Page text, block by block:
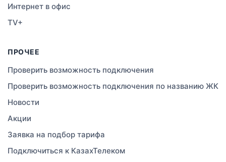
Правда
Свободное
Изюмовское
Интернет в офис
TV+
ПРОЧЕЕ
Проверить возможность подключения
Проверить возможность подключения по названию ЖК
Новости
Акции
Заявка на подбор тарифа
Подключиться к КазахТелеком